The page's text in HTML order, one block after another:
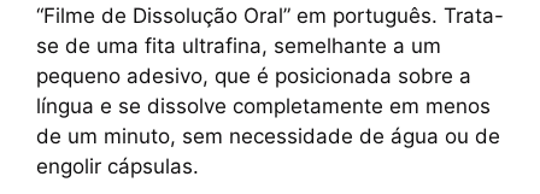
“Filme de Dissolução Oral” em português. Trata-
se de uma fita ultrafina, semelhante a um
pequeno adesivo, que é posicionada sobre a
língua e se dissolve completamente em menos
de um minuto, sem necessidade de água ou de
engolir cápsulas.